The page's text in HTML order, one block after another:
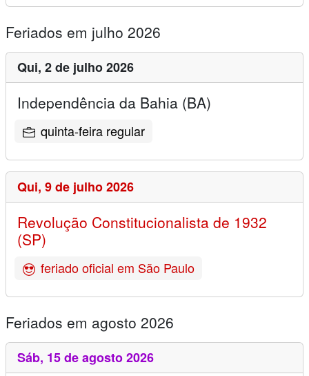
Feriados em julho 2026
Qui, 2 de julho 2026
Independência da Bahia (BA)
quinta-feira regular
Qui, 9 de julho 2026
Revolução Constitucionalista de 1932
(SP)
feriado oficial em São Paulo
Feriados em agosto 2026
Sáb, 15 de agosto 2026